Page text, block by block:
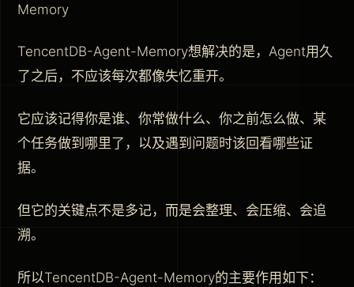
Memory
TencentDB-Agent-Memory想解决的是，Agent用久
了之后，不应该每次都像失忆重开。
它应该记得你是谁、你常做什么、你之前怎么做、某
个任务做到哪里了，以及遇到问题时该回看哪些证
据。
但它的关键点不是多记，而是会整理、会压缩、会追
溯。
所以TencentDB-Agent-Memory的主要作用如下：